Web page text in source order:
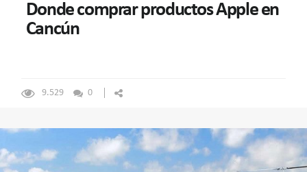
Donde comprar productos Apple en
Cancún
9.529 0